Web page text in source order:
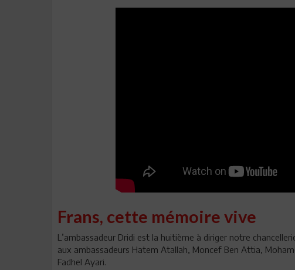
Frans, cette mémoire vive
L’ambassadeur Dridi est la huitième à diriger notre
aux ambassadeurs Hatem Atallah, Moncef Ben Attia,
Fadhel Ayari.